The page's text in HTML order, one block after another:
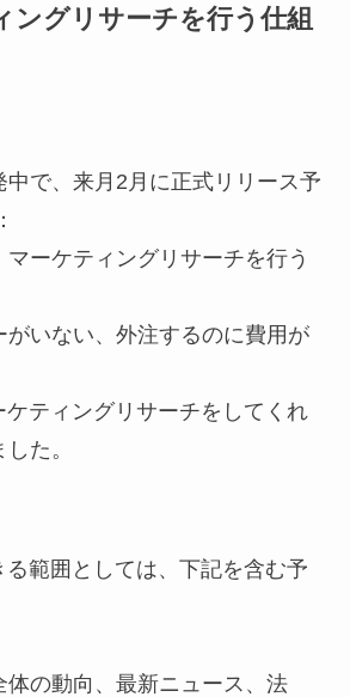
ングリサーチを行う仕組
中で、来月2月に正式リリース予
ーケティングリサーチを行う
がいない、外注するのに費用が
ティングリサーチをしてくれ
た。
範囲としては、下記を含む予
体の動向、最新ニュース、法